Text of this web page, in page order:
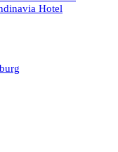
Hotel